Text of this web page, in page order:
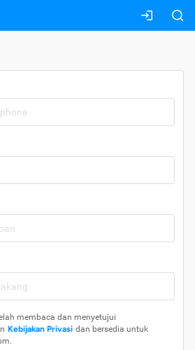
membaca dan menyetujui
Kebijakan Privasi dan bersedia untuk